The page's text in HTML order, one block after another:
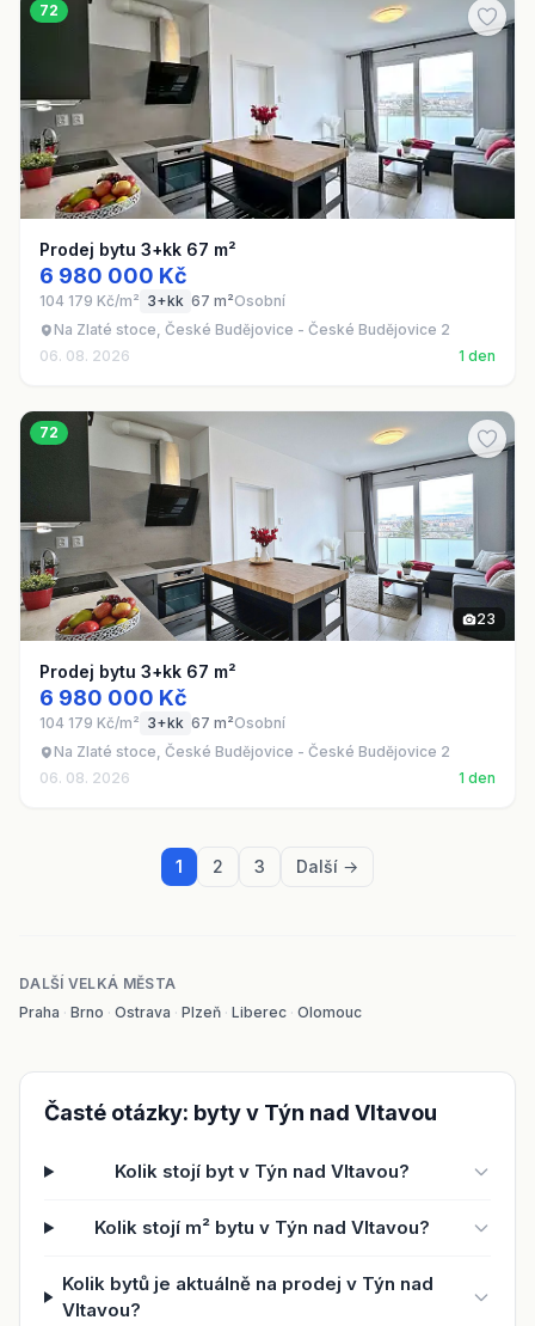
72
Prodej bytu 3+kk 67 m²
6 980 000 Kč
104 179 Kč/m² 3+kk 67 m²Osobní
Na Zlaté stoce, České Budějovice - České Budějovice 2
06. 08. 2026
1 den
72
23
Prodej bytu 3+kk 67 m²
6 980 000 Kč
104 179 Kč/m² 3+kk 67 m²Osobní
Na Zlaté stoce, České Budějovice - České Budějovice 2
06. 08. 2026
1 den
1 2 3 Další →
DALŠÍ VELKÁ MĚSTA
Praha · Brno · Ostrava · Plzeň · Liberec · Olomouc
Časté otázky: byty v Týn nad Vltavou
Kolik stojí byt v Týn nad Vltavou?
Kolik stojí m² bytu v Týn nad Vltavou?
Kolik bytů je aktuálně na prodej v Týn nad
Vltavou?